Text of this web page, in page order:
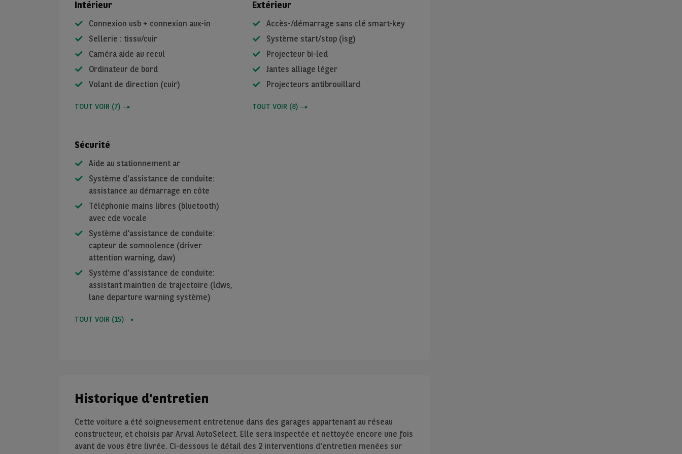
Intérieur
Connexion usb + connexion aux-in
Sellerie : tissu/cuir
Caméra aide au recul
Ordinateur de bord
Volant de direction (cuir)
TOUT VOIR (7)
Extérieur
Accès-/démarrage sans clé smart-key
Système start/stop (isg)
Projecteur bi-led
Jantes alliage léger
Projecteurs antibrouillard
TOUT VOIR (8)
Sécurité
Aide au stationnement ar
Système d'assistance de conduite:
assistance au démarrage en côte
Téléphonie mains libres (bluetooth)
avec cde vocale
Système d'assistance de conduite:
capteur de somnolence (driver
attention warning, daw)
Système d'assistance de conduite:
assistant maintien de trajectoire (ldws,
lane departure warning système)
TOUT VOIR (15)
Historique d'entretien
Cette voiture a été soigneusement entretenue dans des garages appartenant au réseau
constructeur, et choisis par Arval AutoSelect. Elle sera inspectée et nettoyée encore une fois
avant de vous être livrée. Ci-dessous le détail des 2 interventions d'entretien menées sur